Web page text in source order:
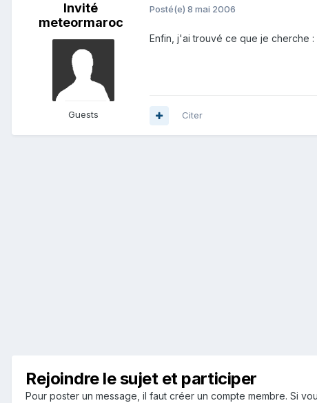
Invité
meteormaroc
Guests
Posté(e) 8 mai 2006
Enfin, j'ai trouvé ce que je cherche
Citer
Rejoindre le sujet et participer
Pour poster un message, il faut créer un compte membre. Si